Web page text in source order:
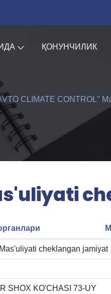
ҚОНУНЧИЛИК
CLIMATE CONTROL"
cheklangan jamiyat
SHOX KO'CHASI 73-UY